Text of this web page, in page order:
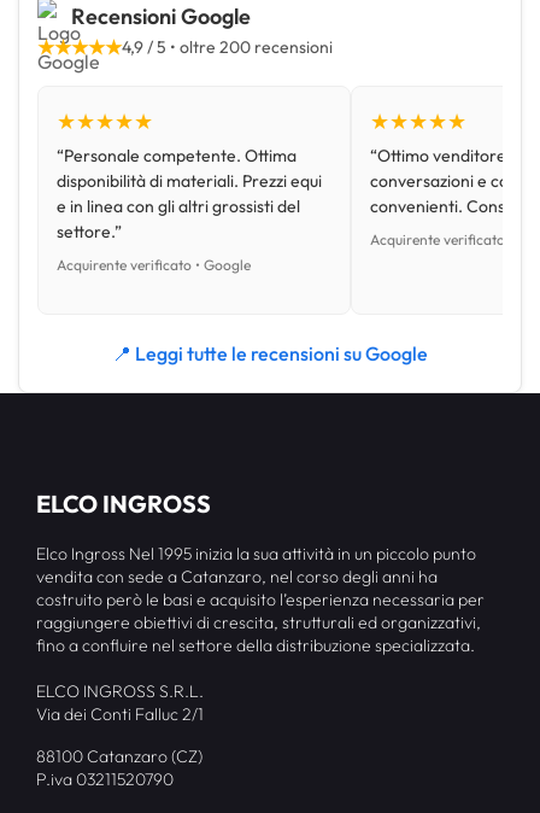
Recensioni Google
★★★★★4,9 / 5 • oltre 200 recensioni
★★★★★
“Personale competente. Ottima
disponibilità di materiali. Prezzi equi
e in linea con gli altri grossisti del
settore.”
Acquirente verificato • Google
★★★★★
“Ottimo venditore,
conversazioni e con
convenienti.
Acquirente verificato •
📍 Leggi tutte le recensioni su Google
ELCO INGROSS
Elco Ingross Nel 1995 inizia la sua attività in un piccolo punto
vendita con sede a Catanzaro, nel corso degli anni ha
costruito però le basi e acquisito l’esperienza necessaria per
raggiungere obiettivi di crescita, strutturali ed organizzativi,
fino a confluire nel settore della distribuzione specializzata.
ELCO INGROSS S.R.L.
Via dei Conti Falluc 2/1
88100 Catanzaro (CZ)
P.iva 03211520790